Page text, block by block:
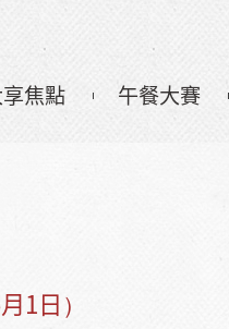
焦點 午餐大賽
1日）